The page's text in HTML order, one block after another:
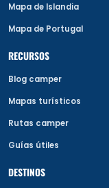
Mapa de Islandia
Mapa de Portugal
RECURSOS
Blog camper
Mapas turísticos
Rutas camper
Guías útiles
DESTINOS